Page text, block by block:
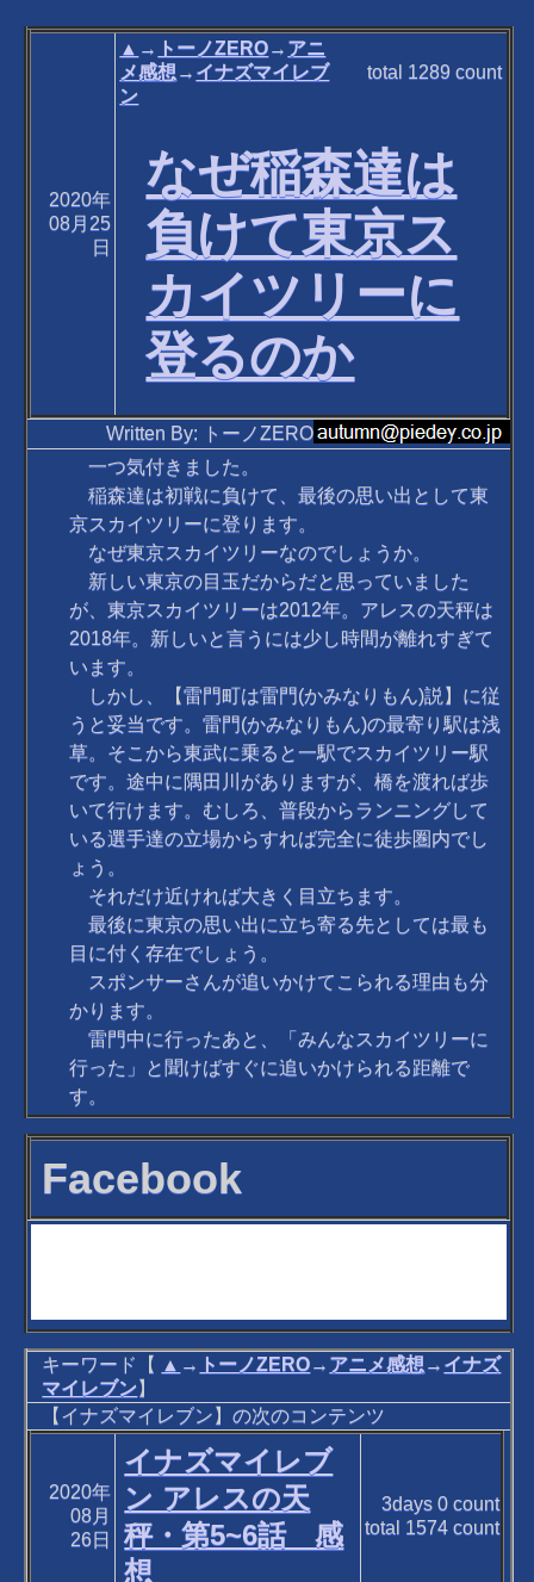
2020年
08月25
日
▲ → トーノZERO→ アニ
メ感想 → イナズマイレブ
ン
total 1289 count
なぜ稲森達は
負けて東京ス
カイツリーに
登るのか
Written By: トーノZERO
一つ気付きました。
稲森達は初戦に負けて、最後の思い出として東
京スカイツリーに登ります。
なぜ東京スカイツリーなのでしょうか。
新しい東京の目玉だからだと思っていました
が、東京スカイツリーは2012年。アレスの天秤は
2018年。新しいと言うには少し時間が離れすぎて
います。
しかし、【雷門町は雷門(かみなりもん)説】に従
うと妥当です。雷門(かみなりもん)の最寄り駅は浅
草。そこから東武に乗ると一駅でスカイツリー駅
です。途中に隅田川がありますが、橋を渡れば歩
いて行けます。むしろ、普段からランニングして
いる選手達の立場からすれば完全に徒歩圏内でし
ょう。
それだけ近ければ大きく目立ちます。
最後に東京の思い出に立ち寄る先としては最も
目に付く存在でしょう。
スポンサーさんが追いかけてこられる理由も分
かります。
雷門中に行ったあと、「みんなスカイツリーに
行った」と聞けばすぐに追いかけられる距離で
す。
Facebook
キーワード【 ▲ → トーノZERO→ アニメ感想 → イナズ
マイレブン】
【イナズマイレブン】の次のコンテンツ
2020年
08月
26日
イナズマイレブ
ン アレスの天
秤・第5~6話 感
想
3days 0count
total 1574count